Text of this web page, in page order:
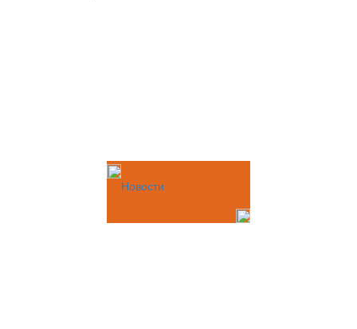
Новости